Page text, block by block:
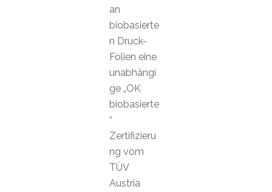
an
biobasierte
n Druck-
Folien eine
unabhängi
ge „OK
biobasierte
“
Zertifizieru
ng vom
TÜV
Austria